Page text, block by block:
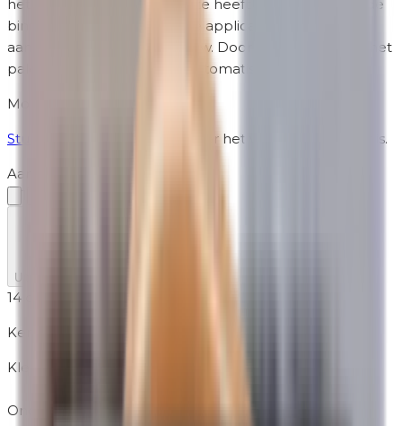
het palette stopt. Het palette heeft een spiegel aan de
binnenzijde en een latexvrije applicator voor het snel
aanbrengen van oogschaduw. Door de magneten in het
palette blijven de kleuren automatisch vastzitten.
Momenteel niet op voorraad
Stuur me een bericht wanneer het weer beschikbaar is.
Aantal
Uitverkocht
14 dagen retour
Kenmerken
Kleurgroep
Ondertoon